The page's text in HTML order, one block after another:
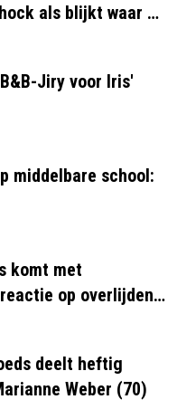
als blijkt waar ze
Jiry voor Iris'
middelbare school:
komt met
op overlijden
deelt heftig
Weber (70)